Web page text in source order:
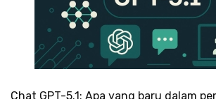
Chat GPT-5.1: Apa yang baru dalam